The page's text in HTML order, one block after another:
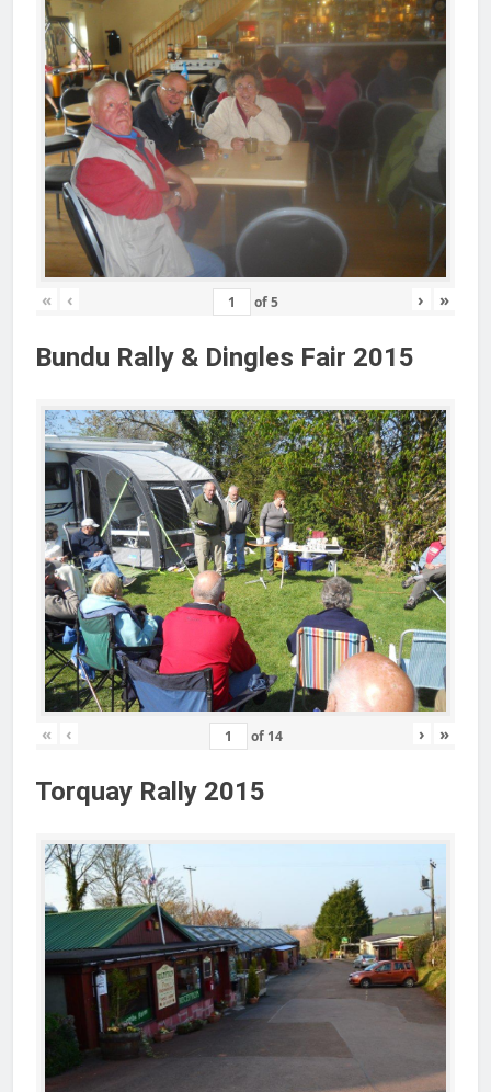
« ‹ of5 › »
Bundu Rally & Dingles Fair 2015
« ‹ of 14 › »
Torquay Rally 2015